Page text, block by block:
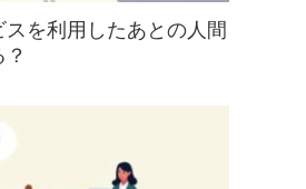
を利用したあとの人間